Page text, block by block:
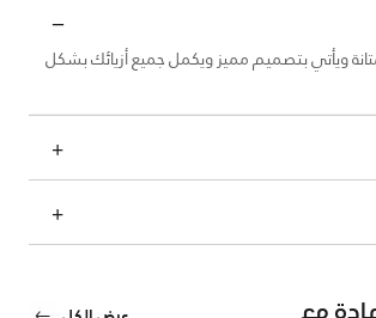
ويأتي بتصميم مميز ويكمل جميع أزيائك بشكل
مع عرض الكل